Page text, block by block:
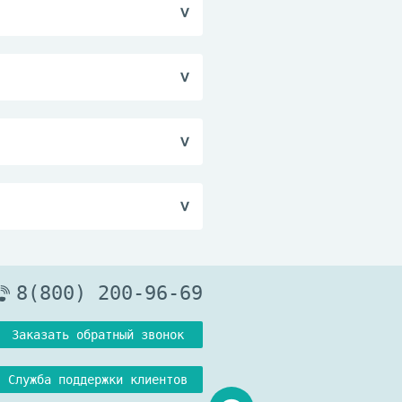
железы во
8(800) 200-96-69
Заказать обратный звонок
Служба поддержки клиентов